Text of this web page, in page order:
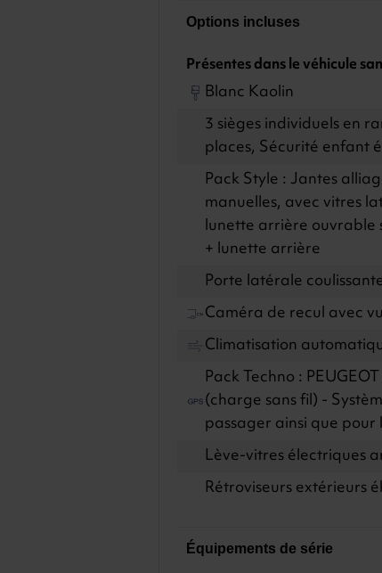
Options incluses
Présentes dans le véhicule
Blanc Kaolin
3 sièges individuels en
places, Sécurité enfant
Pack Style : Jantes
manuelles, avec vitres
lunette arrière ouvrable
+ lunette arrière
Porte latérale
Caméra de recul avec
Climatisation
Pack Techno :
(charge sans fil) -
passager ainsi que pour
Lève-vitres électriques
Rétroviseurs extérieurs
Équipements de série